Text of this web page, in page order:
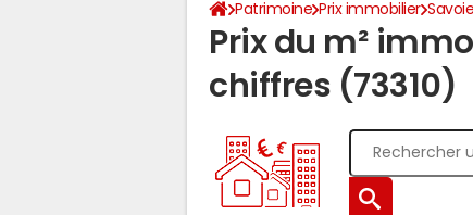
Patrimoine Prix immobilier
Prix du m²
chiffres (73310)